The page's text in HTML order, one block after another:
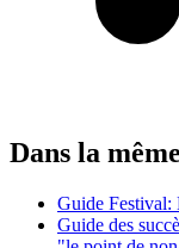
Dans la
Guide Festival:
Guide des